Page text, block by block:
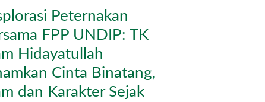
Peternakan
FPP UNDIP: TK
Hidayatullah
Cinta Binatang,
dan Karakter Sejak